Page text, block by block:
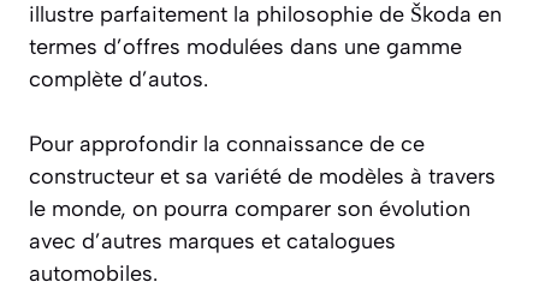
illustre parfaitement la philosophie de Škoda en
termes d’offres modulées dans une gamme
complète d’autos.
Pour approfondir la connaissance de ce
constructeur et sa variété de modèles à travers
le monde, on pourra comparer son évolution
avec d’autres marques et catalogues
automobiles.